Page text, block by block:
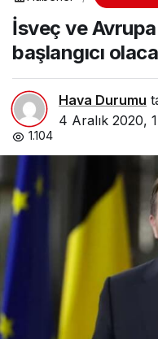
İsveç ve
başlangıcı
Hava Durumu
4 Aralık 2020,
1.104